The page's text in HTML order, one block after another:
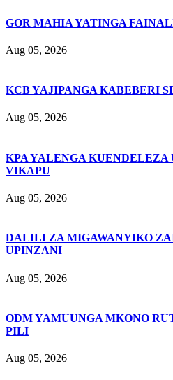
GOR MAHIA YATINGA
Aug 05, 2026
KCB YAJIPANGA KABEBERI
Aug 05, 2026
KPA YALENGA
VIKAPU
Aug 05, 2026
DALILI ZA MIGAWANYIKO
UPINZANI
Aug 05, 2026
ODM YAMUUNGA MKONO
PILI
Aug 05, 2026